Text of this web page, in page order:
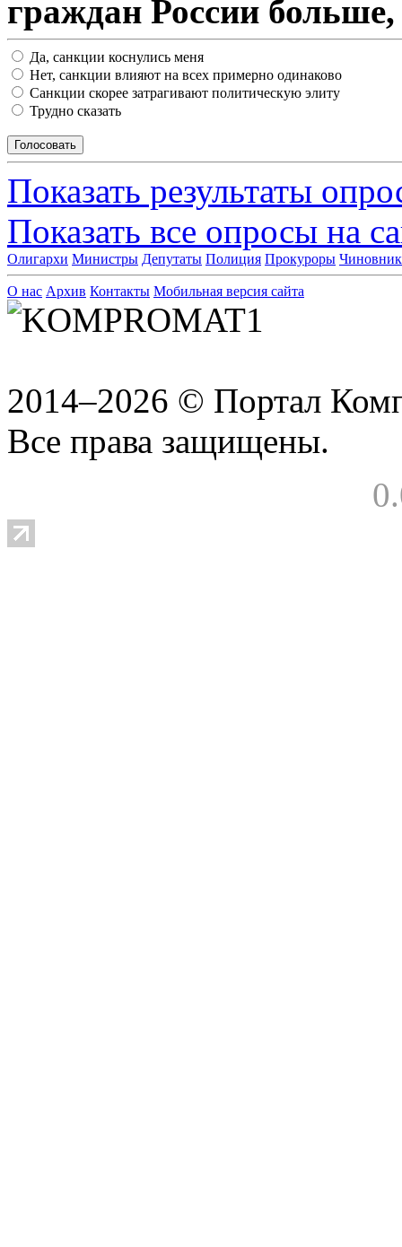
граждан России
Да, санкции коснулись меня
Нет, санкции влияют на всех примерно одинаково
Санкции скорее затрагивают политическую элиту
Трудно сказать
Показать результаты
Показать все опросы на
Олигархи Министры Депутаты Полиция Прокуроры
О нас Архив Контакты Мобильная версия сайта
2014–2026 © Портал
Все права защищены.